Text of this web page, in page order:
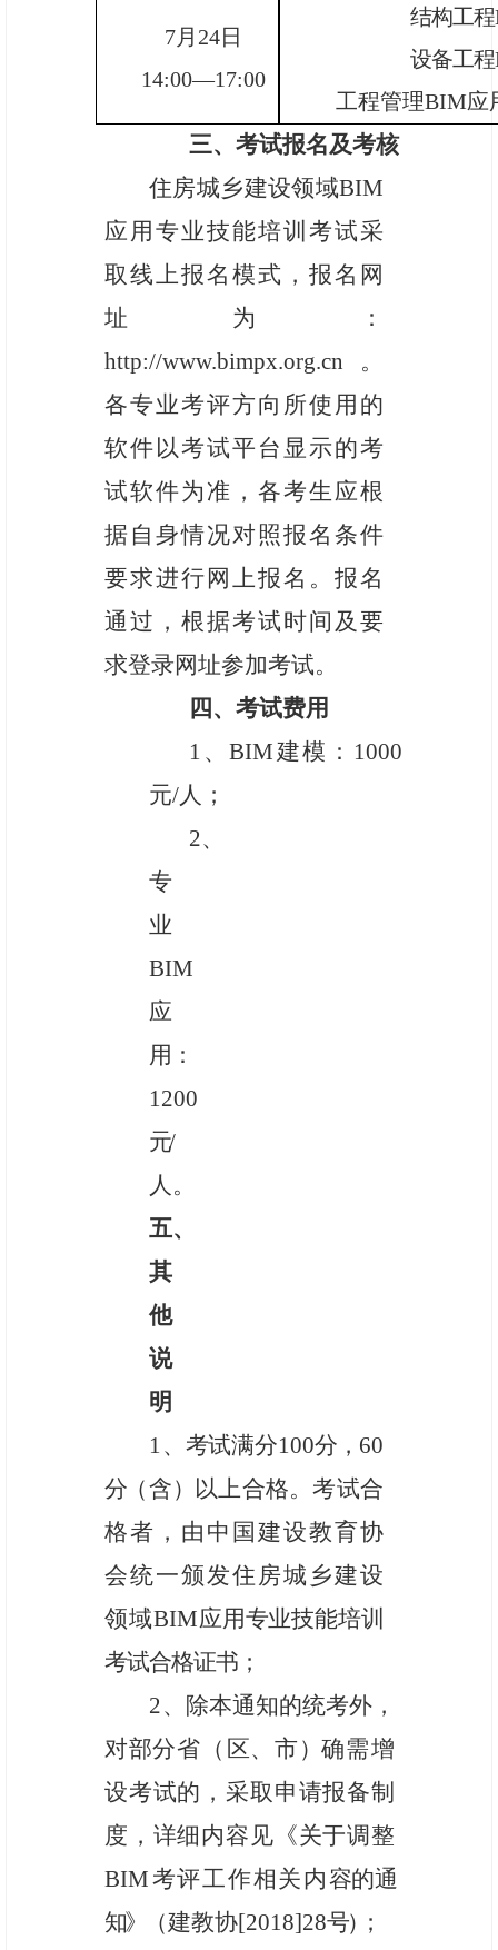
7月 24日
14:00—17:00
结构工程
设备工程
工程管理BIM应
三、考试报名及考核
住房城乡建设领域BIM
应用专业技能培训考试采
取线上报名 模式，报名网
址为：
http://www.bimpx.org.cn 。
各专业考评方向所使用的
软件以考试平台显示的考
试软件为准，各考生应根
据自身情况对照报名条件
要求进行网上报名。报名
通过，根据考试时间及要
求登录网址参加考试。
四、考试费用
1、BIM建模：1000
元/人；
2、
专
业
BIM
应
用：
1200
元/
人。
五、
其
他
说
明
1、考试满分100分， 60
分（含）
以上合格。考试合
格者，由 中国建设教育协
会统一颁发住房城乡建设
领域BIM应用专业技能培训
考试合格证书；
2、除本通知的统考外，
对部分省 （ 区、市） 确需增
设考试的， 采取申请报备制
度，详细内容见《关于调整
BIM考评工作相关内容的通
知》
（建教协[2018]28号） ；